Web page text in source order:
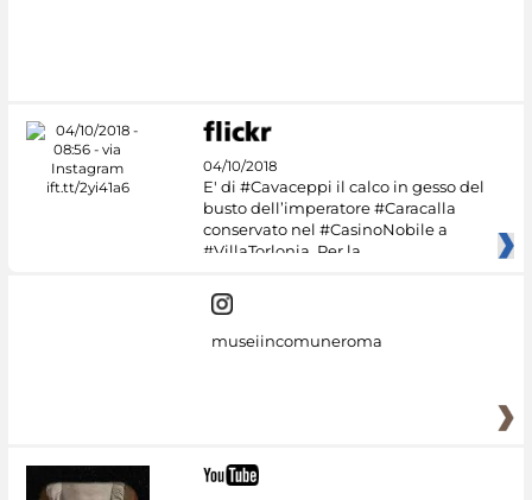
04/10/2018
E' di #Cavaceppi il calco in gesso del
busto dell’imperatore #Caracalla
conservato nel #CasinoNobile a
#VillaTorlonia. Per la
museiincomuneroma